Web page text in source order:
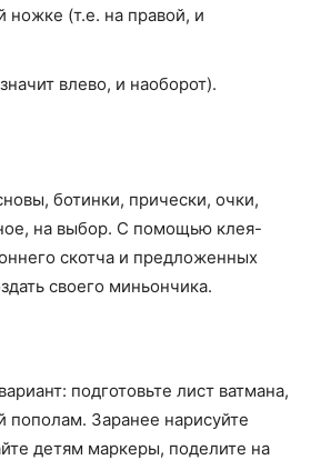
ножке (т.е. на правой, и
влево, и наоборот).
ботинки, прически, очки,
на выбор. С помощью клея-
скотча и предложенных
своего миньончика.
подготовьте лист ватмана,
пополам. Заранее нарисуйте
детям маркеры, поделите на